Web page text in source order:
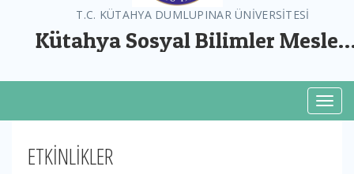
T.C. KÜTAHYA DUMLUPINAR ÜNİVERSİTESİ
Kütahya Sosyal Bilimler Meslek
ETKİNLİKLER